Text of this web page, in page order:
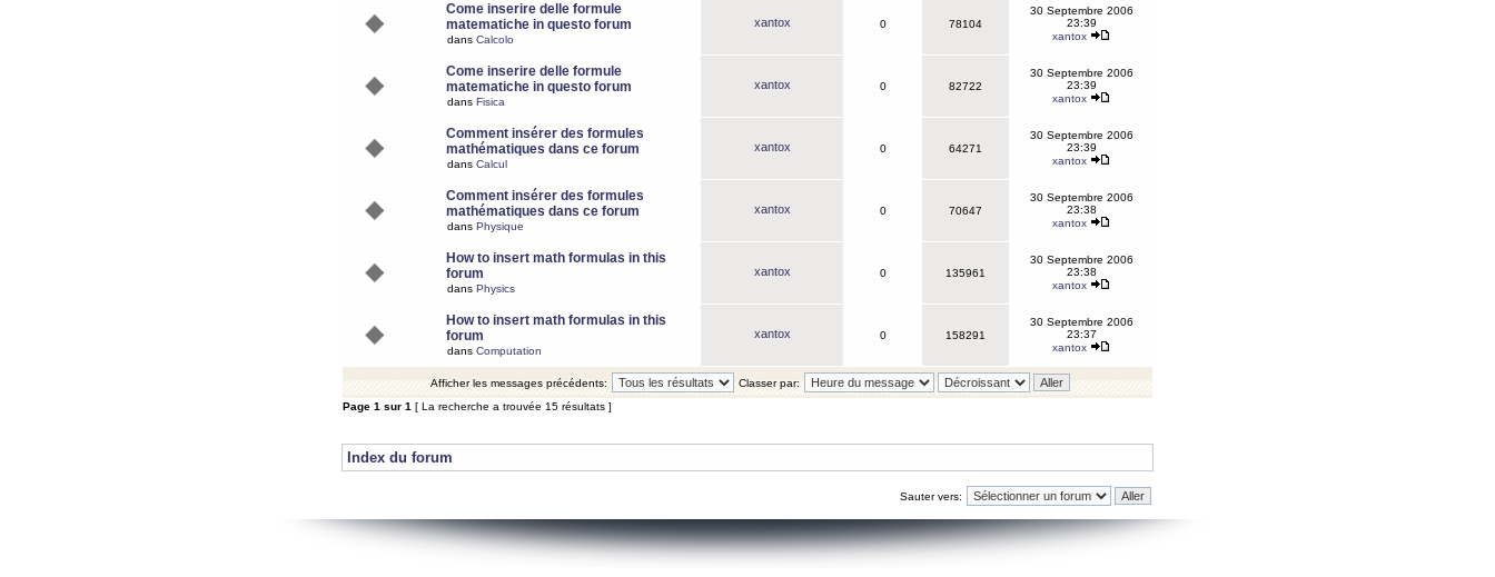
Come inserire delle formule
matematiche in questo forum
dans Calcolo
xantox 0 78104
30 Septembre 2006
23:39
xantox
Come inserire delle formule
matematiche in questo forum
dans Fisica
xantox 0 82722
30 Septembre 2006
23:39
xantox
Comment insérer des formules
mathématiques dans ce forum
dans Calcul
xantox 0 64271
30 Septembre 2006
23:39
xantox
Comment insérer des formules
mathématiques dans ce forum
dans Physique
xantox 0 70647
30 Septembre 2006
23:38
xantox
How to insert math formulas in this
forum
dans Physics
xantox 0 135961
30 Septembre 2006
23:38
xantox
How to insert math formulas in this
forum
dans Computation
xantox 0 158291
30 Septembre 2006
23:37
xantox
Afficher les messages précédents:
Classer par:
Page 1 sur 1 [ La recherche a trouvée 15 résultats ]
Index du forum
Sauter vers: